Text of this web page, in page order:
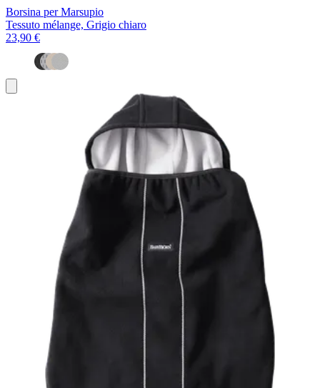
Borsina per Marsupio
Tessuto mélange, Grigio chiaro
23,90 €
al